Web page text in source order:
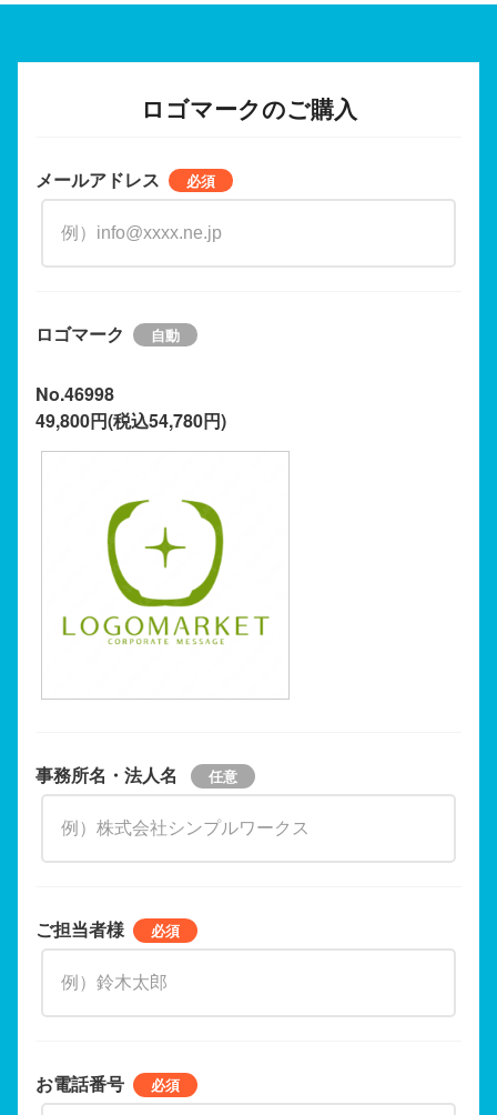
ロゴマークのご購入
メールアドレス
ロゴマーク
No.46998
49,800円(税込54,780円)
事務所名・法人名
ご担当者様
お電話番号